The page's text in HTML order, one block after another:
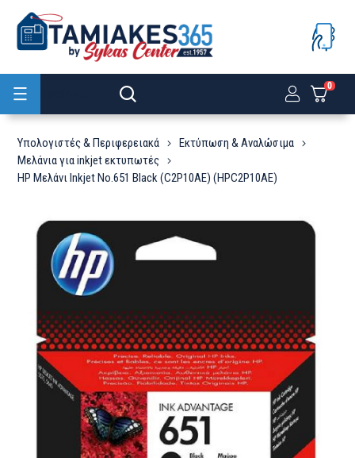
0
Υπολογιστές & Περιφερειακά
Εκτύπωση & Αναλώσιμα
Μελάνια για inkjet εκτυπωτές
HP Μελάνι Inkjet No.651 Black (C2P10AE) (HPC2P10AE)